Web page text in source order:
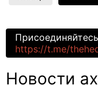
https://t.me/
Новости